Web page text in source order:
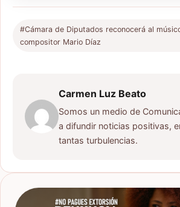
#Cámara de Diputados reconocerá al
compositor Mario Díaz
Carmen Luz Beato
Somos un medio de
a difundir noticias positivas,
tantas turbulencias.